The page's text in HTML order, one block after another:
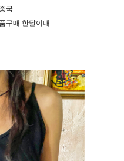
국
구매 한달이내